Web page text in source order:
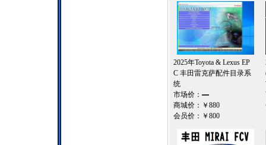
2025年Toyota & Lexus EP
C 丰田雷克萨配件目录系
统
市场价： —
商城价： ￥880
会员价： ￥800